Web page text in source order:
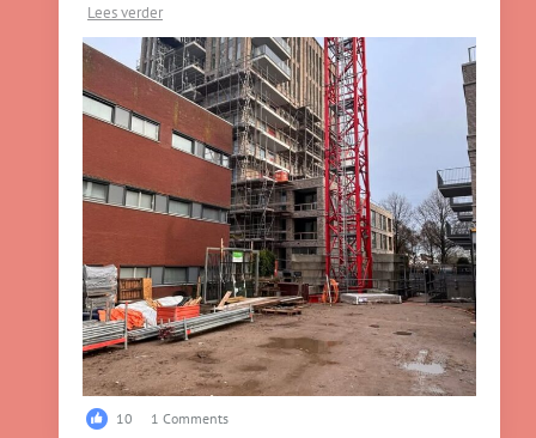
Lees verder
10 1 Comments